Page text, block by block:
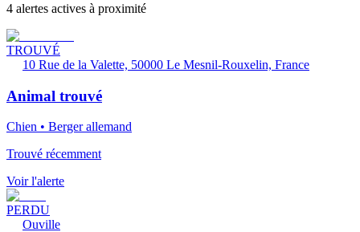
4 alertes actives à proximité
TROUVÉ
10 Rue de la Valette, 50000 Le Mesnil-Rouxelin, France
Animal trouvé
Chien • Berger allemand
Trouvé récemment
Voir l'alerte
PERDU
Ouville